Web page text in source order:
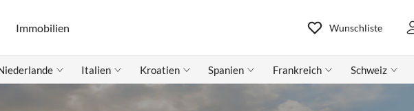
Immobilien Wunschliste
Italien Kroatien Spanien Frankreich Schweiz